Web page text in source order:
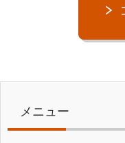
メニュー